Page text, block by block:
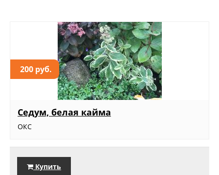
200 руб.
Седум, белая кайма
ОКС
Купить